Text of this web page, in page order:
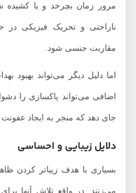
مرور زمان بچرخد و یا کشیده شود.
ناراحتی و تحریک فیزیکی در حین
مقاربت جنسی شود.
اما دلیل دیگر می‌تواند بهبود
اضافی می‌تواند پاکسازی را دشوارتر
جای دهد که منجر به ایجاد عفونت در
دلایل زیبایی و احساسی
بسیاری با هدف زیباتر کردن ظاهر
می‌زنند. در واقع تلاش آنها برای